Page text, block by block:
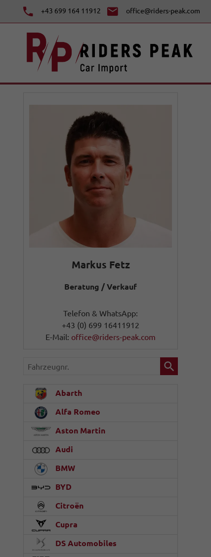
+43 699 164 11912 office@riders-peak.com
Markus Fetz
Beratung / Verkauf
Telefon & WhatsApp:
+43 (0) 699 16411912
E-Mail: office@riders-peak.com
Fahrzeugnr.
Abarth
Alfa Romeo
Aston Martin
Audi
BMW
BYD
Citroën
Cupra
DS Automobiles